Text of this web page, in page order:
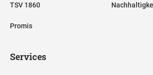
TSV 1860
Promis
Services